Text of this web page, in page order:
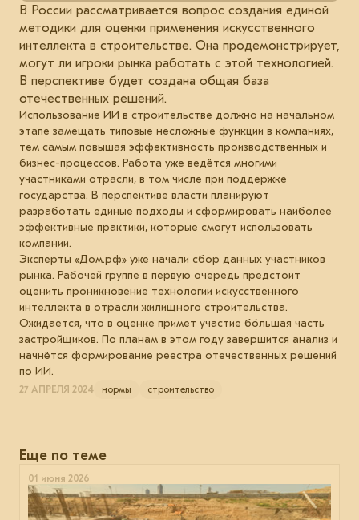
В России рассматривается вопрос создания единой
методики для оценки применения искусственного
интеллекта в строительстве. Она продемонстрирует,
могут ли игроки рынка работать с этой технологией.
В перспективе будет создана общая база
отечественных решений.
Использование ИИ в строительстве должно на начальном
этапе замещать типовые несложные функции в компаниях,
тем самым повышая эффективность производственных и
бизнес-процессов. Работа уже ведётся многими
участниками отрасли, в том числе при поддержке
государства. В перспективе власти планируют
разработать единые подходы и сформировать наиболее
эффективные практики, которые смогут использовать
компании.
Эксперты «Дом.рф» уже начали сбор данных участников
рынка. Рабочей группе в первую очередь предстоит
оценить проникновение технологии искусственного
интеллекта в отрасли жилищного строительства.
Ожидается, что в оценке примет участие бóльшая часть
застройщиков. По планам в этом году завершится анализ и
начнётся формирование реестра отечественных решений
по ИИ.
27 АПРЕЛЯ 2024 нормы строительство
Еще по теме
01 июня 2026